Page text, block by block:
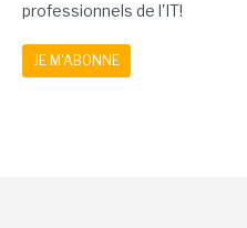
professionnels de l'IT!
JE M'ABONNE